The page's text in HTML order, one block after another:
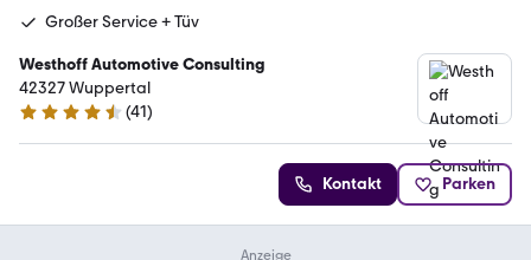
Großer Service + Tüv
Westhoff Automotive Consulting
42327 Wuppertal
4.7 Sterne
(41)
Kontakt Parken